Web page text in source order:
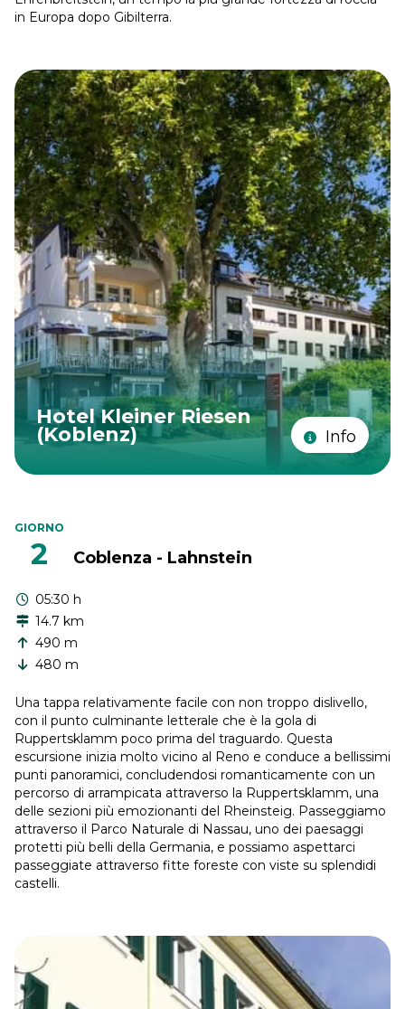
in Europa dopo Gibilterra.
Hotel Kleiner Riesen
(Koblenz) Info
GIORNO
2 Coblenza - Lahnstein
05:30 h
14.7 km
490 m
480 m
Una tappa relativamente facile con non troppo dislivello,
con il punto culminante letterale che è la gola di
Ruppertsklamm poco prima del traguardo. Questa
escursione inizia molto vicino al Reno e conduce a bellissimi
punti panoramici, concludendosi romanticamente con un
percorso di arrampicata attraverso la Ruppertsklamm, una
delle sezioni più emozionanti del Rheinsteig. Passeggiamo
attraverso il Parco Naturale di Nassau, uno dei paesaggi
protetti più belli della Germania, e possiamo aspettarci
passeggiate attraverso fitte foreste con viste su splendidi
castelli.